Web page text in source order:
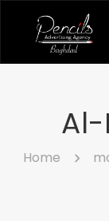
Home